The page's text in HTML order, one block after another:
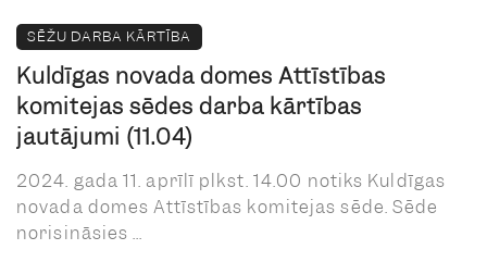
SĒŽU DARBA KĀRTĪBA
Kuldīgas novada domes Attīstības
komitejas sēdes darba kārtības
jautājumi (11.04)
2024. gada 11. aprīlī plkst. 14.00 notiks Kuldīgas
novada domes Attīstības komitejas sēde. Sēde
norisināsies ...